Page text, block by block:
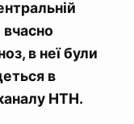
вчасно
в неї були
в
НТН.